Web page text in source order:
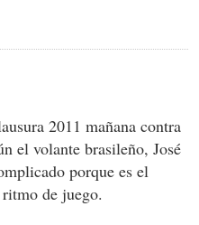
2011 mañana contra
el volante brasileño, José
porque es el
de juego.